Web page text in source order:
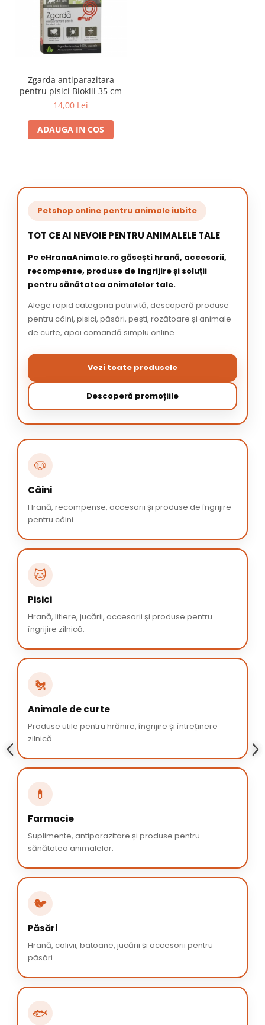
Zgarda antiparazitara
pentru pisici Biokill 35 cm
14,00 Lei
ADAUGA IN COS
Petshop online pentru animale iubite
TOT CE AI NEVOIE PENTRU ANIMALELE TALE
Pe eHranaAnimale.ro găsești hrană, accesorii,
recompense, produse de îngrijire și soluții
pentru sănătatea animalelor tale.
Alege rapid categoria potrivită, descoperă produse
pentru câini, pisici, păsări, pești, rozătoare și animale
de curte, apoi comandă simplu online.
Vezi toate produsele
Descoperă promoțiile
🐶
Câini
Hrană, recompense, accesorii și produse de îngrijire
pentru câini.
🐱
Pisici
Hrană, litiere, jucării, accesorii și produse pentru
îngrijire zilnică.
🐔
Animale de curte
Produse utile pentru hrănire, îngrijire și întreținere
zilnică.
💊
Farmacie
Suplimente, antiparazitare și produse pentru
sănătatea animalelor.
🐦
Păsări
Hrană, colivii, batoane, jucării și accesorii pentru
păsări.
🐟